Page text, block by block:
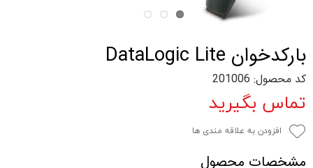
بارکدخوان DataLogic Lite
کد محصول: 201006
تماس بگیرید
افزودن به علاقه مندی ها
مشخصات محصول